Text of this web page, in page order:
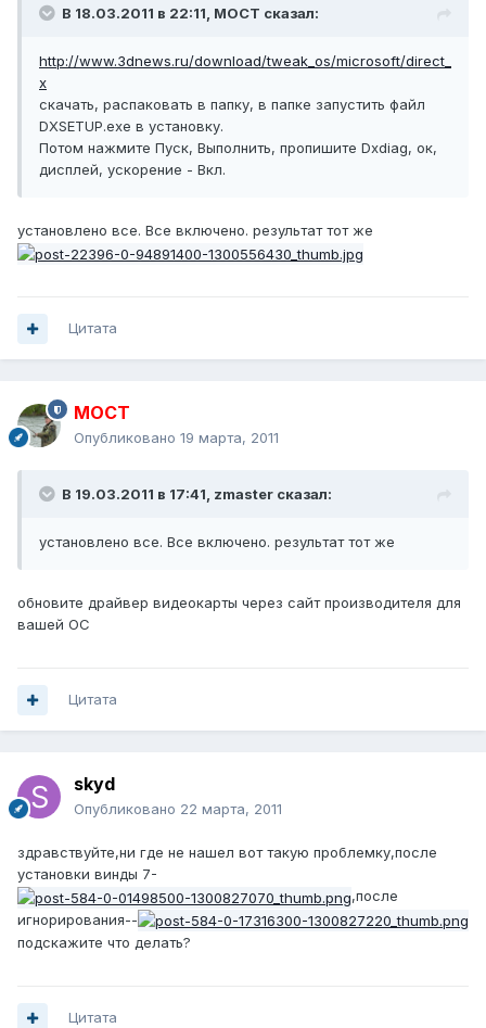
В 18.03.2011 в 22:11, MOCT сказал:
http://www.3dnews.ru/download/tweak_os/microsoft/direct_
x
скачать, распаковать в папку, в папке запустить файл
DXSETUP.exe в установку.
Потом нажмите Пуск, Выполнить, пропишите Dxdiag, ок,
дисплей, ускорение - Вкл.
установлено все. Все включено. результат тот же
Цитата
MOCT
Опубликовано 19 марта, 2011
В 19.03.2011 в 17:41, zmaster сказал:
установлено все. Все включено. результат тот же
обновите драйвер видеокарты через сайт производителя для
вашей ОС
Цитата
skyd
Опубликовано 22 марта, 2011
здравствуйте,ни где не нашел вот такую проблемку,после
установки винды 7-
,после
игнорирования--
подскажите что делать?
Цитата